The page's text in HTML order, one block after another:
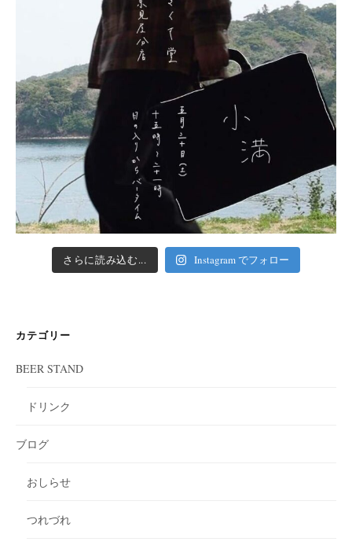
さらに読み込む... Instagram でフォロー
カテゴリー
BEER STAND
ドリンク
ブログ
おしらせ
つれづれ